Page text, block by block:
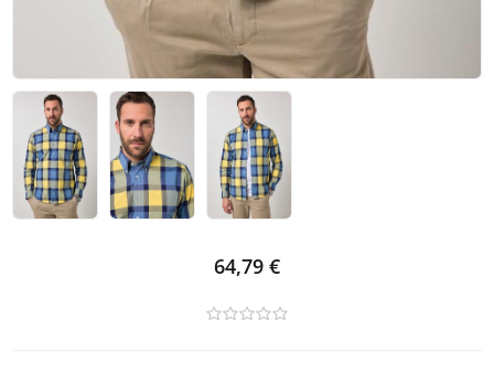
64,79 €